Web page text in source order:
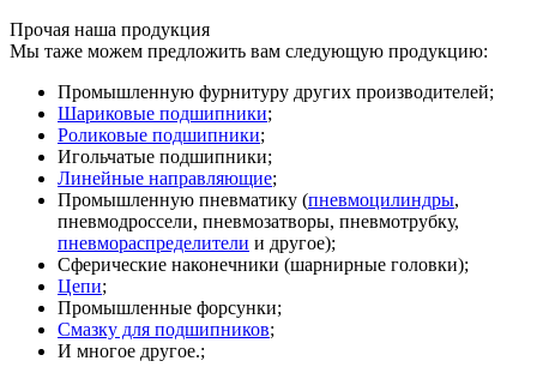
Прочая наша продукция
Мы таже можем предложить вам следующую продукцию:
Промышленную фурнитуру других производителей;
Шариковые подшипники;
Роликовые подшипники;
Игольчатые подшипники;
Линейные направляющие;
Промышленную пневматику (пневмоцилиндры,
пневмодроссели, пневмозатворы, пневмотрубку,
пневмораспределители и другое);
Сферические наконечники (шарнирные головки);
Цепи;
Промышленные форсунки;
Смазку для подшипников;
И многое другое.;